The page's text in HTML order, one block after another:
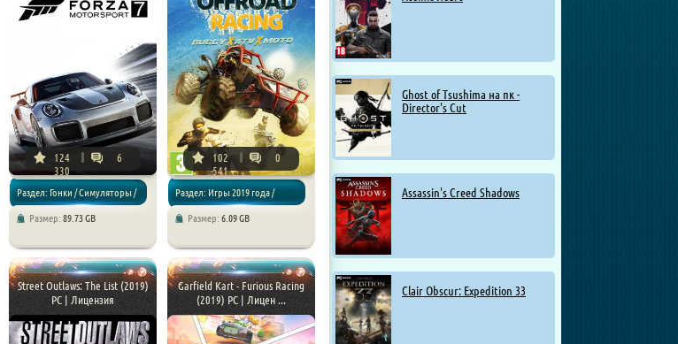
Ghost of Tsushima на пк -
Director's Cut
Assassin's Creed Shadows
Clair Obscur: Expedition 33
124
330
6
Раздел: Гонки / Симуляторы /
Размер: 89.73 GB
102
541
0
Раздел: Игры 2019 года /
Размер: 6.09 GB
Street Outlaws: The List (2019)
PC | Лицензия
Garfield Kart - Furious Racing
(2019) PC | Лицен ...